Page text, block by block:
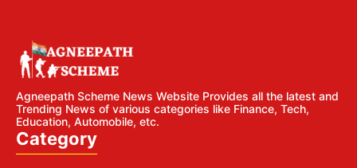
Agneepath Scheme News Website Provides all the latest and
Trending News of various categories like Finance, Tech,
Education, Automobile, etc.
Category